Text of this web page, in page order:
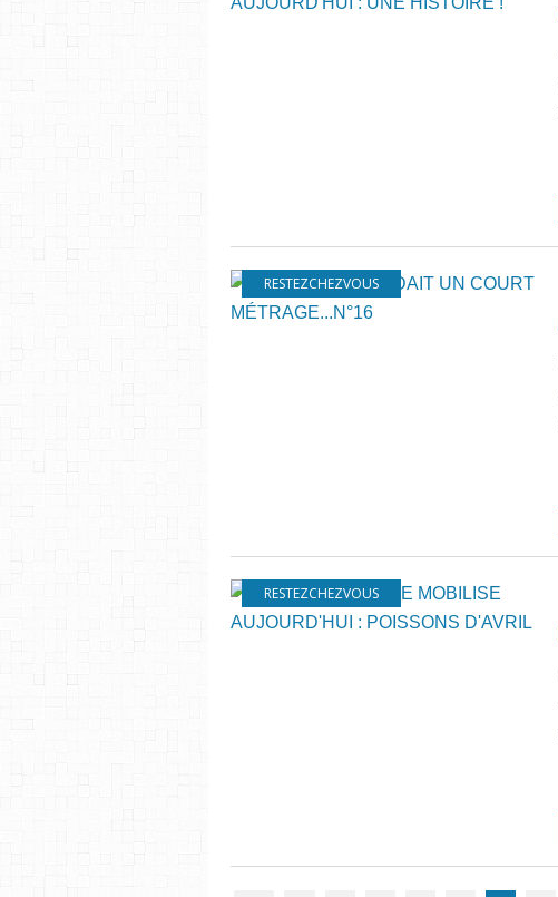
RESTEZCHEZVOUS
RESTEZCHEZVOUS